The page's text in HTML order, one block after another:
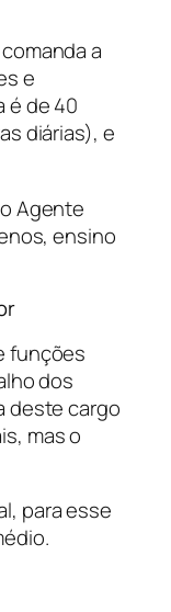
a
e
é de 40
diárias), e
Agente
ensino
funções
dos
deste cargo
mas o
para esse